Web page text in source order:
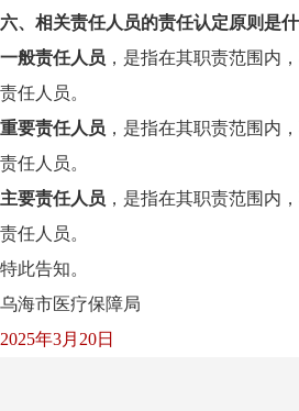
六、相关责任人员的责任认定原则是
一般责任人员 ，是指在其职责范围内
责任人员。
重要责任人员 ，是指在其职责范围内
责任人员。
主要责任人员 ，是指在其职责范围内
责任人员。
特此告知。
乌海市医疗保障局
2025年3月20日